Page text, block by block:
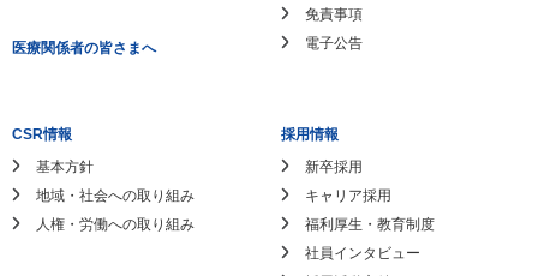
医療関係者の皆さまへ
免責事項
電子公告
CSR情報
基本方針
地域・社会への取り組み
人権・労働への取り組み
採用情報
新卒採用
キャリア採用
福利厚生・教育制度
社員インタビュー